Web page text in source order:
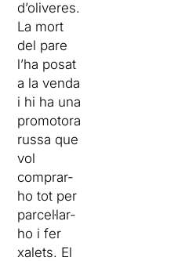
d’oliveres.
La mort
del pare
l’ha posat
a la venda
i hi ha una
promotora
russa que
vol
comprar-
ho tot per
parcel·lar-
ho i fer
xalets. El